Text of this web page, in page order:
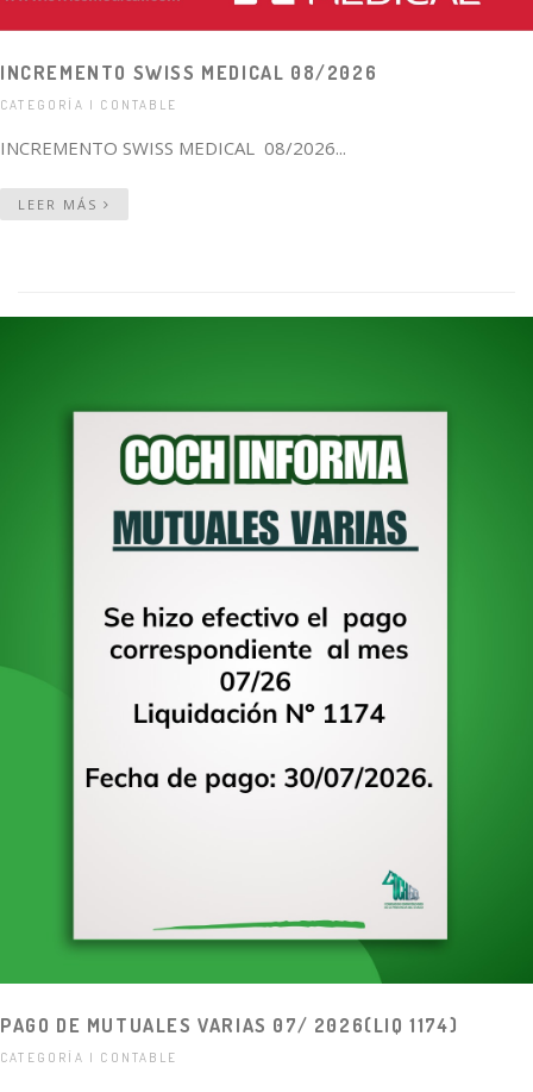
INCREMENTO SWISS MEDICAL 08/2026
CATEGORÍA | CONTABLE
INCREMENTO SWISS MEDICAL 08/2026...
LEER MÁS
PAGO DE MUTUALES VARIAS 07/ 2026(LIQ 1174)
CATEGORÍA | CONTABLE